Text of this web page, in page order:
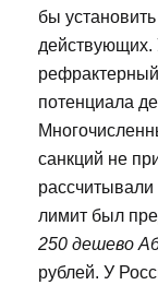
бы
действующих.
потенциала
санкций не
лимит был
250 дешево
рублей. У